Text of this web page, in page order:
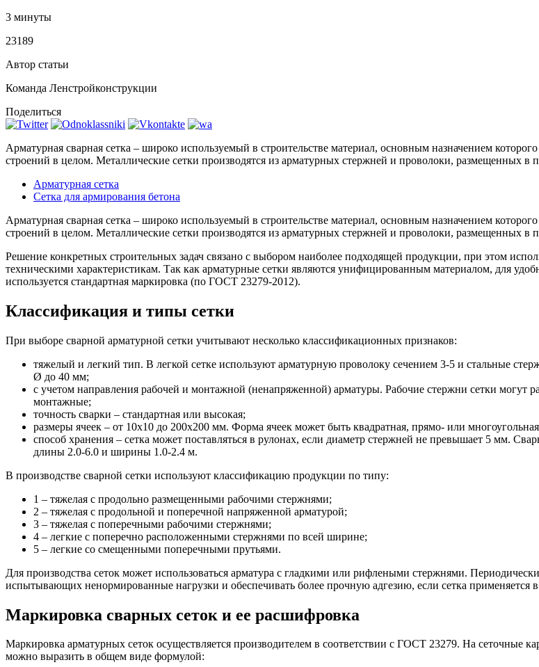
3 минуты
23189
Автор статьи
Команда Ленстройконструкции
Поделиться
Арматурная сварная сетка – широко используемый в строительстве материал, основным назначением
строений в целом. Металлические сетки производятся из арматурных стержней и проволоки, размещенных
Арматурная сетка
Сетка для армирования бетона
Арматурная сварная сетка – широко используемый в строительстве материал, основным назначением
строений в целом. Металлические сетки производятся из арматурных стержней и проволоки, размещенных
Решение конкретных строительных задач связано с выбором наиболее подходящей продукции, при этом
техническими характеристикам. Так как арматурные сетки являются унифицированным материалом, для
используется стандартная маркировка (по ГОСТ 23279-2012).
Классификация и типы сетки
При выборе сварной арматурной сетки учитывают несколько классификационных признаков:
тяжелый и легкий тип. В легкой сетке используют арматурную проволоку сечением 3-5 и стальные
Ø до 40 мм;
с учетом направления рабочей и монтажной (ненапряженной) арматуры. Рабочие стержни сетки могут
монтажные;
точность сварки – стандартная или высокая;
размеры ячеек – от 10х10 до 200х200 мм. Форма ячеек может быть квадратная, прямо- или
способ хранения – сетка может поставляться в рулонах, если диаметр стержней не превышает 5 мм.
длины 2.0-6.0 и ширины 1.0-2.4 м.
В производстве сварной сетки используют классификацию продукции по типу:
1 – тяжелая с продольно размещенными рабочими стержнями;
2 – тяжелая с продольной и поперечной напряженной арматурой;
3 – тяжелая с поперечными рабочими стержнями;
4 – легкие с поперечно расположенными стержнями по всей ширине;
5 – легкие со смещенными поперечными прутьями.
Для производства сеток может использоваться арматура с гладкими или рифлеными стержнями.
испытывающих ненормированные нагрузки и обеспечивать более прочную адгезию, если сетка применяется
Маркировка сварных сеток и ее расшифровка
Маркировка арматурных сеток осуществляется производителем в соответствии с ГОСТ 23279. На
можно выразить в общем виде формулой: